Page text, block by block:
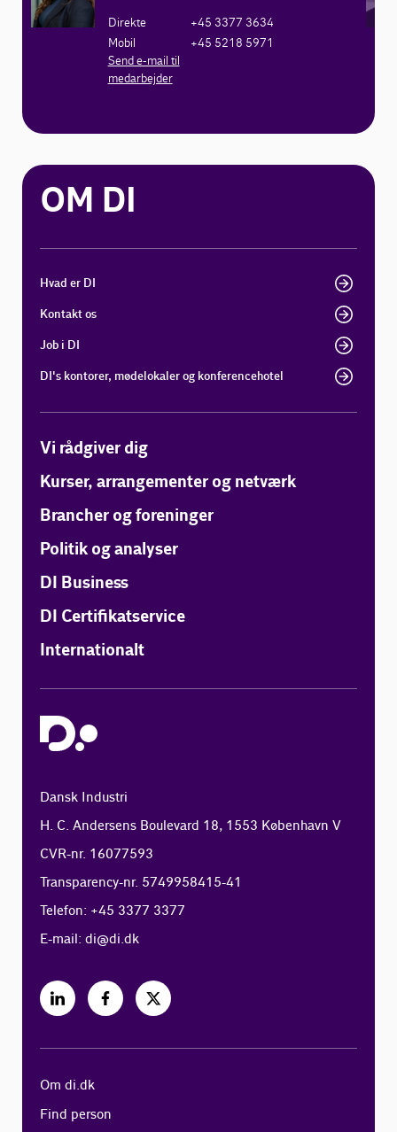
Direkte
+45 3377 3634
Mobil
+45 5218 5971
Send e-mail til
medarbejder
OM DI
Hvad er DI
Kontakt os
Job i DI
DI's kontorer, mødelokaler og konferencehotel
Vi rådgiver dig
Kurser, arrangementer og netværk
Brancher og foreninger
Politik og analyser
DI Business
DI Certifikatservice
Internationalt
Dansk Industri
H. C. Andersens Boulevard 18, 1553 København V
CVR-nr. 16077593
Transparency-nr. 5749958415-41
Telefon: +45 3377 3377
E-mail:di@di.dk
Om di.dk
Find person